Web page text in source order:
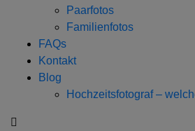
Paarfotos
Familienfotos
FAQs
Kontakt
Blog
Hochzeitsfotograf –